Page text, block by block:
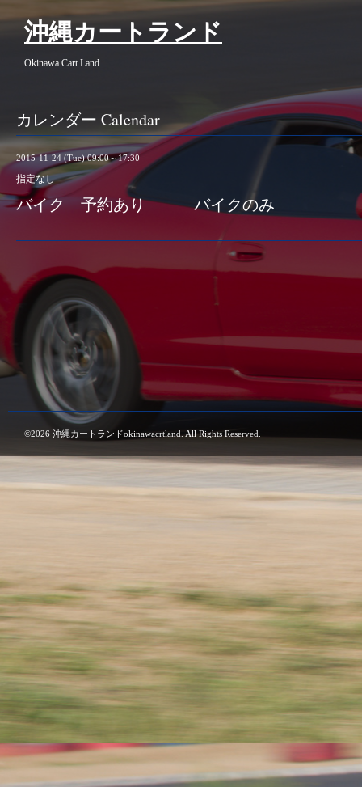
沖縄カートランド
Okinawa Cart Land
カレンダー Calendar
2015-11-24 (Tue) 09:00～17:30
指定なし
バイク 予約あり バイクのみ
©2026 沖縄カートランドokinawacrtland . All Rights Reserved.